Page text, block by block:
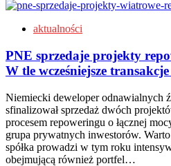
aktualności
PNE sprzedaje projekty
W tle wcześniejsze
Niemiecki deweloper odnawialnych
sfinalizował sprzedaż dwóch
procesem repoweringu o łącznej
grupa prywatnych inwestorów.
spółka prowadzi w tym roku
obejmującą również portfel…